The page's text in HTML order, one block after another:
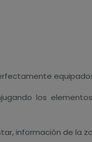
los
información de la